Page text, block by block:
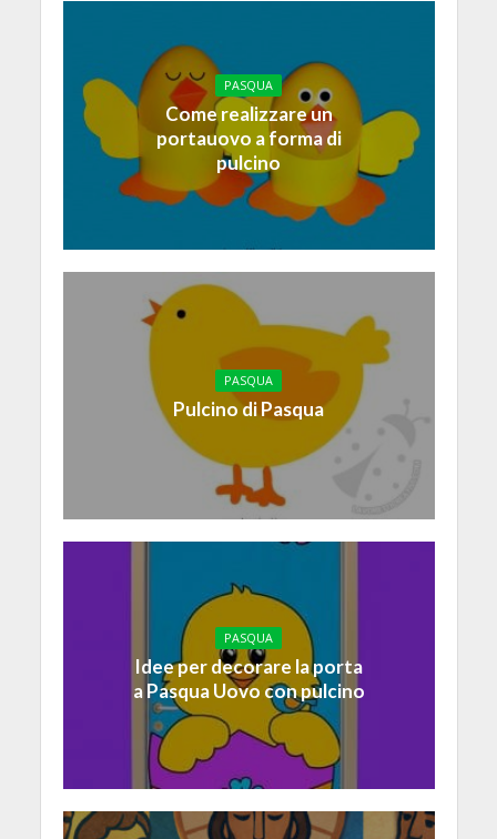
PASQUA
Come realizzare un
portauovo a forma di
pulcino
PASQUA
Pulcino di Pasqua
PASQUA
Idee per decorare la porta
a Pasqua Uovo con pulcino